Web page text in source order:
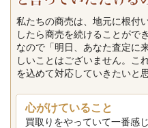
私たちの商売は、地元に根付
したら商売を続けることがで
なので「明日、あなた査定に
しいことはございません。こ
を込めて対応していきたいと
心がけていること
買取りをやっていて一番感